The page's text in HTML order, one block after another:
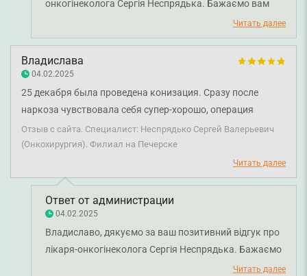
онкогінеколога Сергія Неспрядька. Бажаємо вам
Читать далее
Владислава
04.02.2025
25 декабря была проведена конизация. Сразу после
наркоза чувствовала себя супер-хорошо, операция
сделана настолько качественно, что через 18 минут я уже
бегала по операционному отделению с улыбкой от уха до
уха. Не болело абсолютно ничего, Сергей Валерьевич
убрал все пораженные ткани, заживление также прошло,
как по учебнику. Отдельная благодарность
внимательным и отзывчивым медсестрам!
Отзыв с сайта. Специалист: Неспрядько Сергей Валерьевич
(Онкохирургия). Филиал на Печерске
Читать далее
Ответ от администрации
04.02.2025
Владиславо, дякуємо за ваш позитивний відгук про
лікаря-онкогінеколога Сергія Неспрядька. Бажаємо
Читать далее